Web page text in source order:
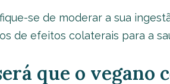
se de moderar a sua
de efeitos colaterais para a
que o vegano